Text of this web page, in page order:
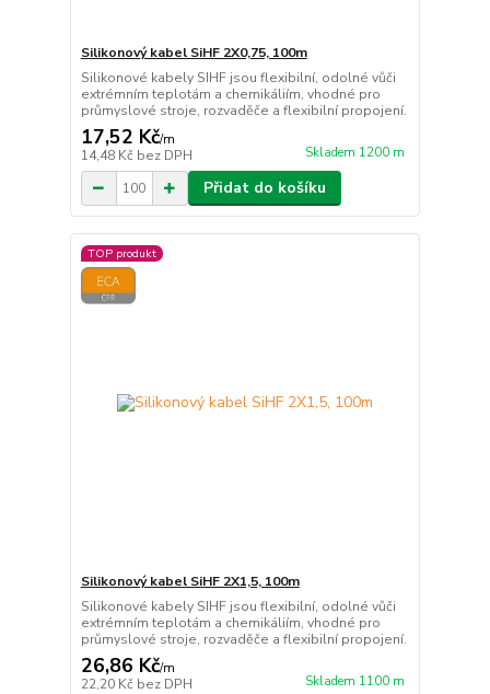
Silikonový kabel SiHF 2X0,75, 100m
Silikonové kabely SIHF jsou flexibilní, odolné vůči
extrémním teplotám a chemikáliím, vhodné pro
průmyslové stroje, rozvaděče a flexibilní propojení.
17,52 Kč/m
14,48 Kč bez DPH Skladem 1200 m
Přidat do košíku
TOP produkt
Silikonový kabel SiHF 2X1,5, 100m
Silikonové kabely SIHF jsou flexibilní, odolné vůči
extrémním teplotám a chemikáliím, vhodné pro
průmyslové stroje, rozvaděče a flexibilní propojení.
26,86 Kč/m
22,20 Kč bez DPH Skladem 1100 m